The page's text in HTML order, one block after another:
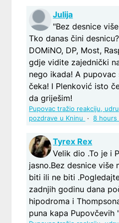
Julija
"Bez desnice
Tko danas čini
DOMiNO, DP, Most,
gdje vidite zajednički
nego ikada! A pupovac
čeka! I Plenković isto
da griješim!
Pupovac tražio reakciju,
pozdrave u Kninu
·8 hours
Tyrex Rex
Velik dio .To je i
jasno.Bez desnice više
biti ili ne biti
zadnjih godinu dana
hipodroma i
puna kapa Pupovčevih